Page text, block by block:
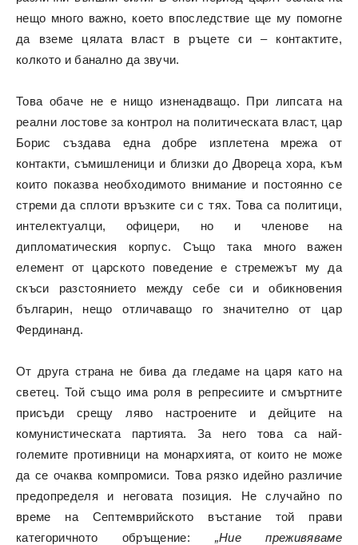
нещо много важно, което впоследствие ще му помогне
да вземе цялата власт в ръцете си – контактите,
колкото и банално да звучи.
Това обаче не е нищо изненадващо. При липсата на
реални лостове за контрол на политическата власт, цар
Борис създава една добре изплетена мрежа от
контакти, съмишленици и близки до Двореца хора, към
които показва необходимото внимание и постоянно се
стреми да сплоти връзките си с тях. Това са политици,
интелектуалци, офицери, но и членове на
дипломатическия корпус. Също така много важен
елемент от царското поведение е стремежът му да
скъси разстоянието между себе си и обикновения
българин, нещо отличаващо го значително от цар
Фердинанд.
От друга страна не бива да гледаме на царя като на
светец. Той също има роля в репресиите и смъртните
присъди срещу ляво настроените и дейците на
комунистическата партията. За него това са най-
големите противници на монархията, от които не може
да се очаква компромиси. Това рязко идейно различие
предопределя и неговата позиция. Не случайно по
време на Септемврийското въстание той прави
категоричното обръщение: „Ние преживяваме